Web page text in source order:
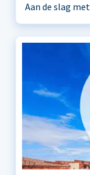
Aan de slag